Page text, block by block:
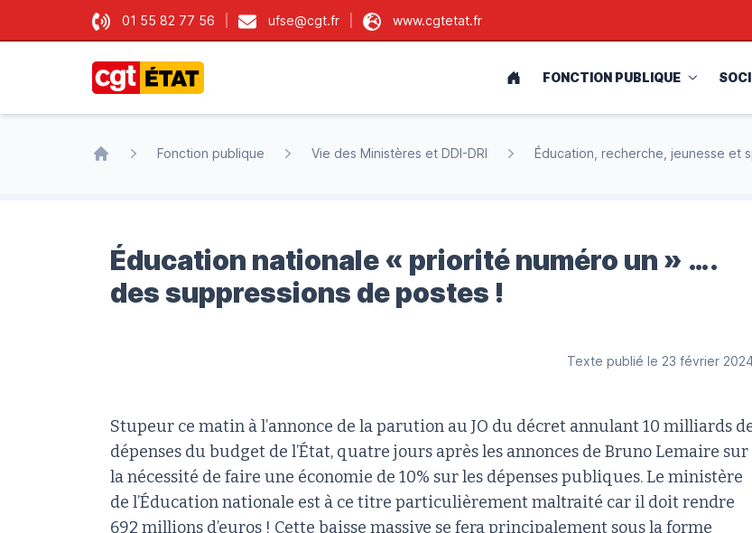
01 55 82 77 56 ufse@cgt.fr www.cgtetat.fr
ACCUEILFONCTION PUBLIQUE
Fonction publique Vie des Ministères et DDI-DRI Éducation, recherche, jeunesse et
Éducation nationale « priorité numéro un » ….
des suppressions de postes !
Texte publié le 23 février
Stupeur ce matin à l’annonce de la parution au JO du décret annulant 10 milliards
dépenses du budget de l’État, quatre jours après les annonces de Bruno Lemaire sur
la nécessité de faire une économie de 10% sur les dépenses publiques. Le ministère
de l’Éducation nationale est à ce titre particulièrement maltraité car il doit rendre
692 millions d’euros ! Cette baisse massive se fera principalement sous la forme